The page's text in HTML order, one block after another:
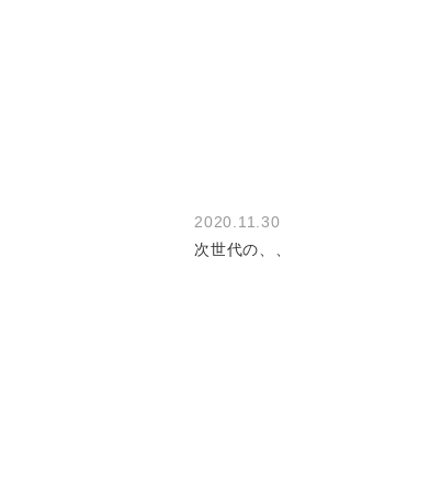
2020.11.30
次世代の、、